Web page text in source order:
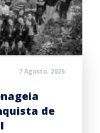
7 Agosto, 2026
de